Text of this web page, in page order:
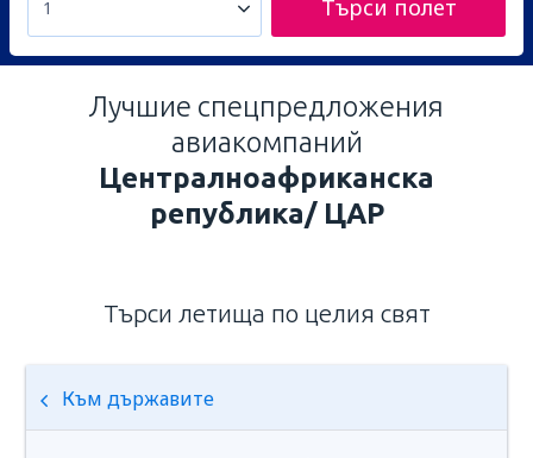
1 Търси полет
Лучшие спецпредложения
авиакомпаний
Централноафриканска
република/ ЦАР
Търси летища по целия свят
Към държавите